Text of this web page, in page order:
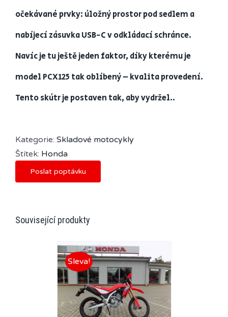
očekávané prvky: úložný prostor pod sedlem a
nabíjecí zásuvka USB-C v odkládací schránce.
Navíc je tu ještě jeden faktor, díky kterému je
model PCX125 tak oblíbený – kvalita provedení.
Tento skútr je postaven tak, aby vydržel..
Kategorie: Skladové motocykly
Štítek: Honda
Poslat poptávku
Související produkty
Sleva!